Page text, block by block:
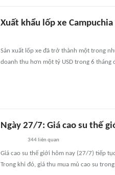
Xuất khẩu lốp xe
Sản xuất lốp xe đã trở thành một trong
doanh thu hơn một tỷ USD trong 6 tháng
Ngày 27/7: Giá cao su thế
344 liên quan
Giá cao su thế giới hôm nay (27/7) tiếp
Trong khi đó, giá thu mua mủ cao su